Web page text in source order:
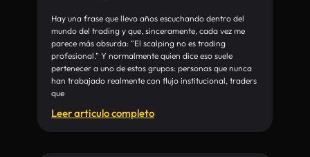
Hay una frase que llevo años escuchando dentro del
mundo del trading y que, sinceramente, cada vez me
parece más absurda: “El scalping no es trading
profesional.” Y normalmente quien dice eso suele
pertenecer a uno de estos grupos: personas que nunca
han trabajado realmente con flujo institucional, traders
que
Leer articulo completo